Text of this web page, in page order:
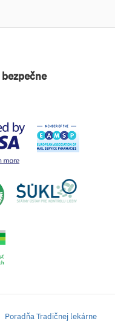
bezpečne
Poradňa Tradičnej lekárne